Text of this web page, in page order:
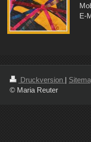
E-
Druckversion |
© Maria Reuter